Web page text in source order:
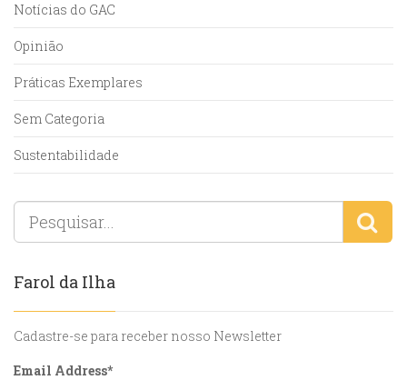
Notícias do GAC
Opinião
Práticas Exemplares
Sem Categoria
Sustentabilidade
Farol da Ilha
Cadastre-se para receber nosso Newsletter
Email Address*